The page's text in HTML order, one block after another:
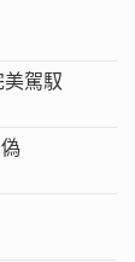
駕馭